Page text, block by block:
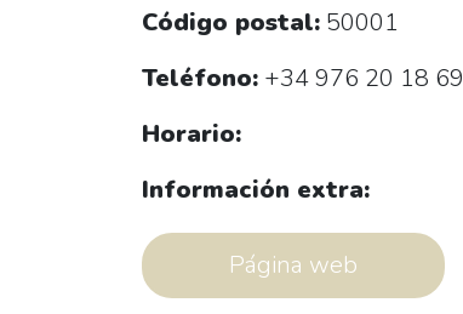
Código postal: 50001
Teléfono: +34 976 20 18 69
Horario:
Información extra:
Página web